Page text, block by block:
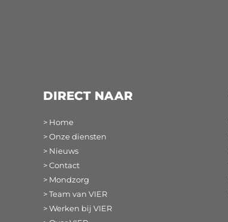
DIRECT NAAR
> Home
> Onze diensten
> Nieuws
> Contact
> Mondzorg
> Team van VIER
> Werken bij VIER